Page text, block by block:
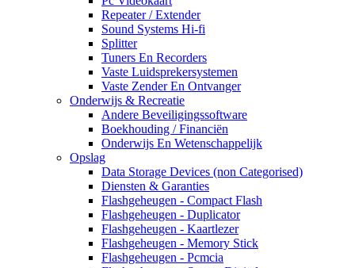
Repeater / Extender
Sound Systems Hi-fi
Splitter
Tuners En Recorders
Vaste Luidsprekersystemen
Vaste Zender En Ontvanger
Onderwijs & Recreatie
Andere Beveiligingssoftware
Boekhouding / Financiën
Onderwijs En Wetenschappelijk
Opslag
Data Storage Devices (non Categorised)
Diensten & Garanties
Flashgeheugen - Compact Flash
Flashgeheugen - Duplicator
Flashgeheugen - Kaartlezer
Flashgeheugen - Memory Stick
Flashgeheugen - Pcmcia